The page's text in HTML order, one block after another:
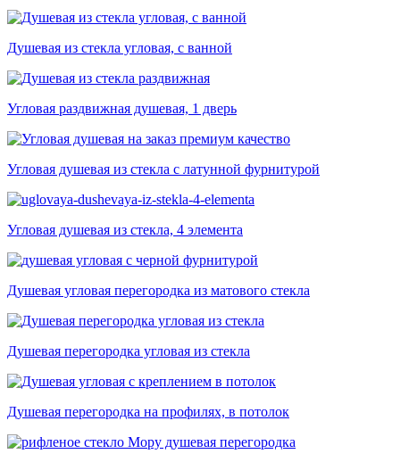
Душевая из стекла угловая, с ванной
Угловая раздвижная душевая, 1 дверь
Угловая душевая из стекла с латунной фурнитурой
Угловая душевая из стекла, 4 элемента
Душевая угловая перегородка из матового стекла
Душевая перегородка угловая из стекла
Душевая перегородка на профилях, в потолок